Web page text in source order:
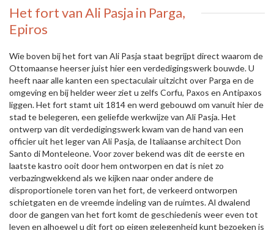
Het fort van Ali Pasja in Parga,
Epiros
Wie boven bij het fort van Ali Pasja staat begrijpt direct waarom de
Ottomaanse heerser juist hier een verdedigingswerk bouwde. U
heeft naar alle kanten een spectaculair uitzicht over Parga en de
omgeving en bij helder weer ziet u zelfs Corfu, Paxos en Antipaxos
liggen. Het fort stamt uit 1814 en werd gebouwd om vanuit hier de
stad te belegeren, een geliefde werkwijze van Ali Pasja. Het
ontwerp van dit verdedigingswerk kwam van de hand van een
officier uit het leger van Ali Pasja, de Italiaanse architect Don
Santo di Monteleone. Voor zover bekend was dit de eerste en
laatste kastro ooit door hem ontworpen en dat is niet zo
verbazingwekkend als we kijken naar onder andere de
disproportionele toren van het fort, de verkeerd ontworpen
schietgaten en de vreemde indeling van de ruimtes. Al dwalend
door de gangen van het fort komt de geschiedenis weer even tot
leven en alhoewel u dit fort op eigen gelegenheid kunt bezoeken is